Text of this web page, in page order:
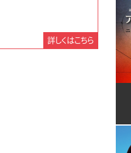
詳しくはこちら